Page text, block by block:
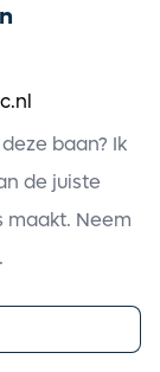
baan? Ik
de juiste
maakt. Neem